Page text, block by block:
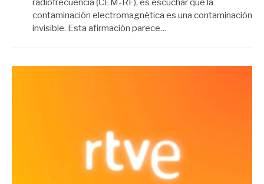
contaminación electromagnética es una contaminación
invisible. Esta afirmación parece…